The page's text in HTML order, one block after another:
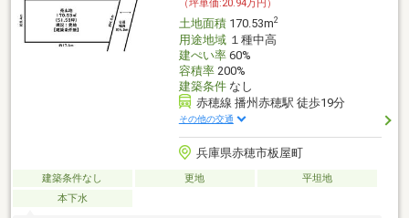
（坪単価:20.94万円）
土地面積170.53m2
用途地域１種中高
建ぺい率60%
容積率200%
建築条件なし
赤穂線 播州赤穂駅 徒歩19分
その他の交通
兵庫県赤穂市板屋町
建築条件なし 更地
平坦地
本下水